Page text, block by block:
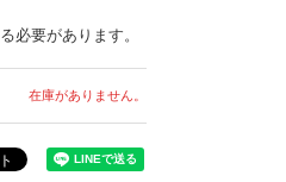
必要があります。
在庫がありません。